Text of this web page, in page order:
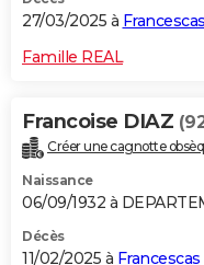
27/03/2025 à Francescas
Famille REAL
Francoise DIAZ
Créer une cagnotte
Naissance
06/09/1932 à
Décès
11/02/2025 à Francescas